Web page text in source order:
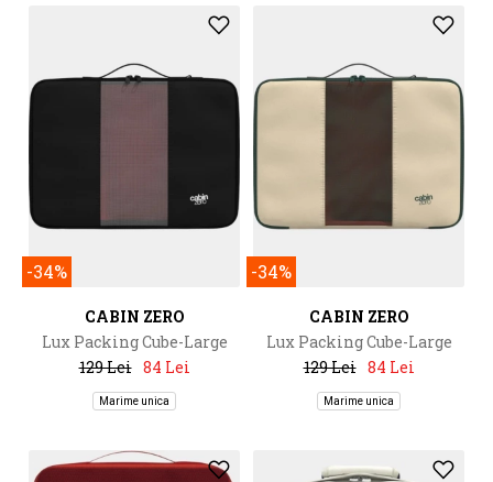
-34%
CABIN ZERO
Lux Packing Cube-Large
129 Lei 84 Lei
Marime unica
-34%
CABIN ZERO
Lux Packing Cube-Large
129 Lei 84 Lei
Marime unica